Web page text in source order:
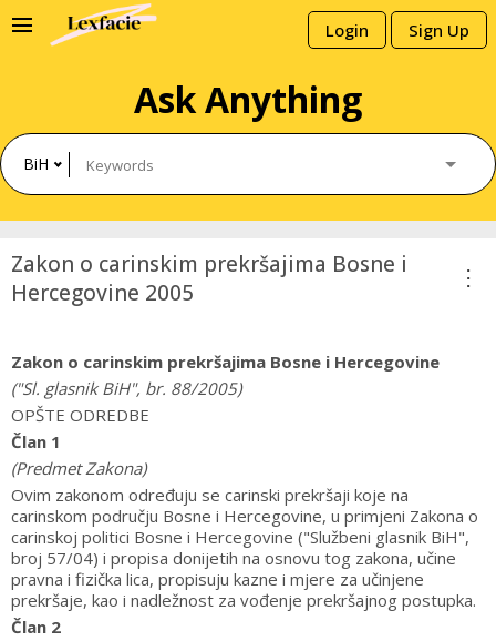
Login Sign Up
menu
Ask Anything
BiH
Zakon o carinskim prekršajima Bosne i
Hercegovine 2005
more_vert
Zakon o carinskim prekršajima Bosne i Hercegovine
("Sl. glasnik BiH", br. 88/2005)
OPŠTE ODREDBE
Član 1
(Predmet Zakona)
Ovim zakonom određuju se carinski prekršaji koje na
carinskom području Bosne i Hercegovine, u primjeni Zakona o
carinskoj politici Bosne i Hercegovine ("Službeni glasnik BiH",
broj 57/04) i propisa donijetih na osnovu tog zakona, učine
pravna i fizička lica, propisuju kazne i mjere za učinjene
prekršaje, kao i nadležnost za vođenje prekršajnog postupka.
Član 2